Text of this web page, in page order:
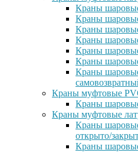
Краны
Краны
Краны
Краны
Краны
Краны
Краны
Краны муфтовые
Краны
Краны муфтовые
Краны
открыто/
Краны